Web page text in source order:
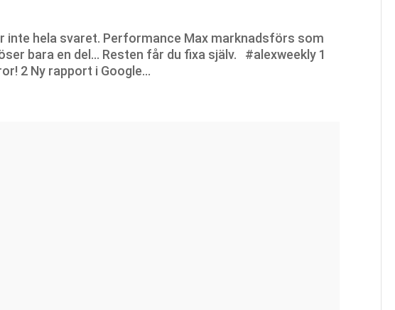
inte hela svaret. Performance Max marknadsförs som
bara en del… Resten får du fixa själv. #alexweekly 1
2 Ny rapport i Google...